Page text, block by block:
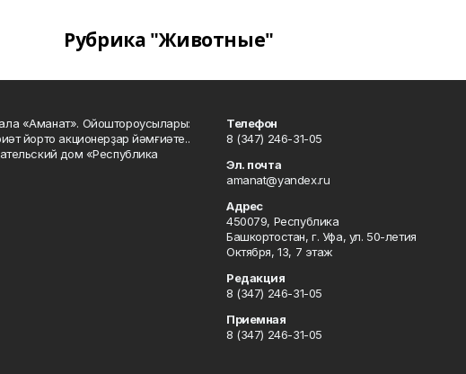
Рубрика "Животные"
«Аманат». Ойоштороусылары:
йорто акционерҙар йәмғиәте..
дом «Республика
Телефон
8 (347) 246-31-05
Эл. почта
amanat@yandex.ru
Адрес
450079, Республика
Башкортостан, г. Уфа, ул. 50-летия
Октября, 13, 7 этаж
Редакция
8 (347) 246-31-05
Приемная
8 (347) 246-31-05